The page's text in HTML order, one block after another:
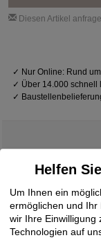
Diesen Artikel
✓ Nur Online: Rund
✓ Über 14.000 schnell
✓
Downloads
Produktdatenblatt
Steico
Helfen
Um Ihnen ein
ermöglichen und Ihr
wir Ihre Einwilligung
Technologien auf